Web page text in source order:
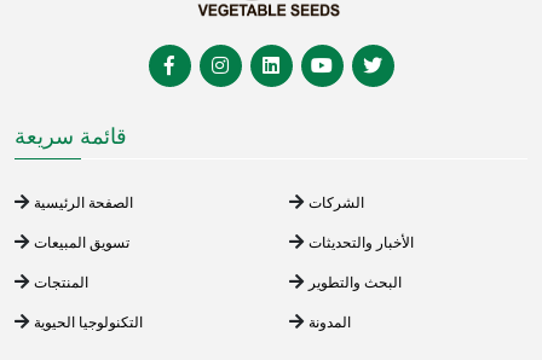
قائمة سريعة
الصفحة الرئيسية
الشركات
تسويق المبيعات
الأخبار والتحديثات
المنتجات
البحث والتطوير
التكنولوجيا الحيوية
المدونة